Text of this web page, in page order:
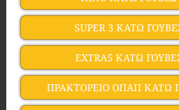
SUPER 3 ΚΑΤΩ
EXTRA5 ΚΑΤΩ
ΠΡΑΚΤΟΡΕΙΟ ΟΠΑΠ ΚΑΤΩ